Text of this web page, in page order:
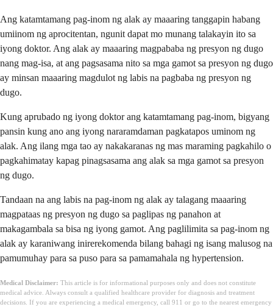
Ang katamtamang pag-inom ng alak ay maaaring tanggapin habang
umiinom ng aprocitentan, ngunit dapat mo munang talakayin ito sa
iyong doktor. Ang alak ay maaaring magpababa ng presyon ng dugo
nang mag-isa, at ang pagsasama nito sa mga gamot sa presyon ng dugo
ay minsan maaaring magdulot ng labis na pagbaba ng presyon ng
dugo.
Kung aprubado ng iyong doktor ang katamtamang pag-inom, bigyang
pansin kung ano ang iyong nararamdaman pagkatapos uminom ng
alak. Ang ilang mga tao ay nakakaranas ng mas maraming pagkahilo o
pagkahimatay kapag pinagsasama ang alak sa mga gamot sa presyon
ng dugo.
Tandaan na ang labis na pag-inom ng alak ay talagang maaaring
magpataas ng presyon ng dugo sa paglipas ng panahon at
makagambala sa bisa ng iyong gamot. Ang paglilimita sa pag-inom ng
alak ay karaniwang inirerekomenda bilang bahagi ng isang malusog na
pamumuhay para sa puso para sa pamamahala ng hypertension.
Medical Disclaimer: This article is for informational purposes only and does not constitute
medical advice. Always consult a qualified healthcare provider for diagnosis and treatment
decisions. If you are experiencing a medical emergency, call 911 or go to the nearest emergency